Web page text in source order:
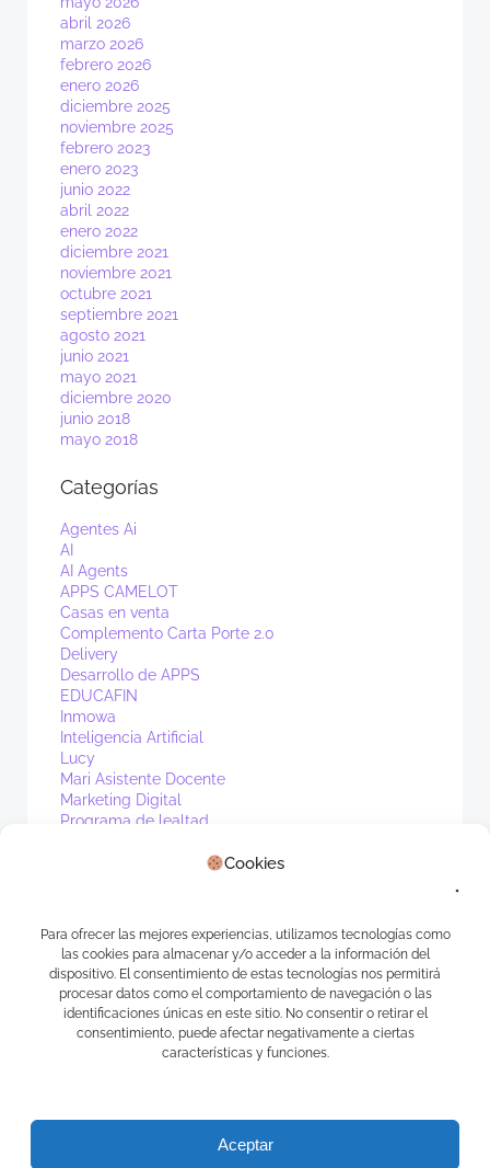
Cookies
Para ofrecer las mejores experiencias, utilizamos tecnologías como
las cookies para almacenar y/o acceder a la información del
dispositivo. El consentimiento de estas tecnologías nos permitirá
procesar datos como el comportamiento de navegación o las
identificaciones únicas en este sitio. No consentir o retirar el
consentimiento, puede afectar negativamente a ciertas
características y funciones.
Aceptar
abril 2026
marzo 2026
febrero 2026
enero 2026
diciembre 2025
noviembre 2025
febrero 2023
enero 2023
junio 2022
abril 2022
enero 2022
diciembre 2021
noviembre 2021
octubre 2021
septiembre 2021
agosto 2021
junio 2021
mayo 2021
diciembre 2020
junio 2018
mayo 2018
Categorías
Agentes Ai
AI
AI Agents
APPS CAMELOT
Casas en venta
Complemento Carta Porte 2.0
Delivery
Desarrollo de APPS
EDUCAFIN
Inmowa
Inteligencia Artificial
Lucy
Mari Asistente Docente
Marketing Digital
Programa de lealtad
WhatsApp
Meta
Acceder
Feed de entradas
Feed de comentarios